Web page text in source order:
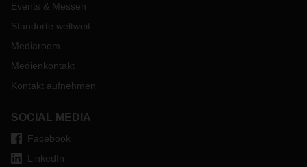
Events & Messen
Standorte weltweit
Mediaroom
Medienkontakt
Kontakt aufnehmen
SOCIAL MEDIA
Facebook
LinkedIn